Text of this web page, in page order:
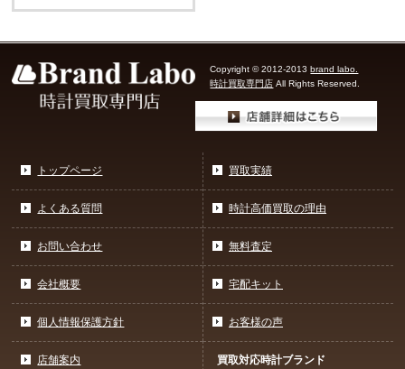
Copyright © 2012-2013brand labo.
時計買取専門店 All Rights Reserved.
トップページ
よくある質問
お問い合わせ
会社概要
個人情報保護方針
買取実績
時計高価買取の理由
無料査定
宅配キット
お客様の声
店舗案内 買取対応時計ブランド